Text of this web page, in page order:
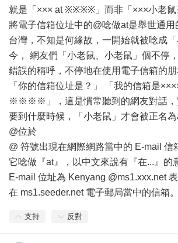
就是「××× at ※※※※」而非「×××小老
將電子信箱位址中的@唸做at是舉世通用
台灣，不知是何緣故，一開始就被唸成
今， 網友們「小老鼠、小老鼠」個不停
錯誤的稱呼，不停地在使用電子信箱的朋
「你的信箱位址是？」 「我的信箱是
※※※※」，這是慣常聽到的網友對話，
要到什麼時候，「小老鼠」才會被正名為
@位於
@ 符號出現在網際網路當中的 E-mail 信
它唸做『at』，以中文來說有『在...』的
E-mail 位址為 Kenyang @ms1.xxx.net
在 ms1.seeder.net 電子郵局當中的信箱。
支持 反對